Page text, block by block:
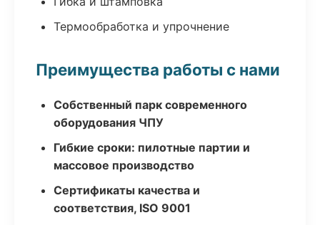
Термообработка и упрочнение
Преимущества работы с нами
Собственный парк современного
оборудования ЧПУ
Гибкие сроки: пилотные партии и
массовое производство
Сертификаты качества и
соответствия, ISO 9001